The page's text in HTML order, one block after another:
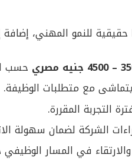
للنمو المهني،
حسب
مع متطلبات الوظيفة.
التجربة المقررة.
الشركة لضمان سهولة
في المسار